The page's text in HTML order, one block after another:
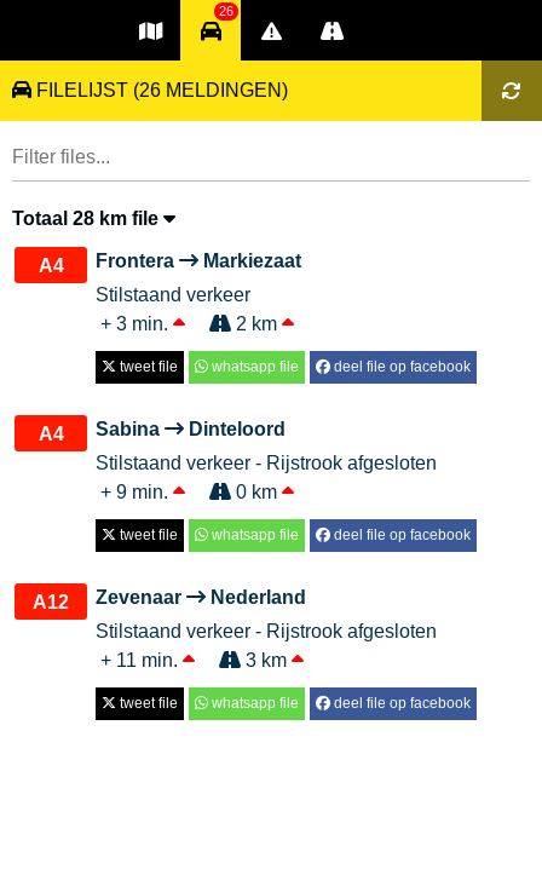
26
FILELIJST (26 MELDINGEN)
Totaal 28 km file
A4 Frontera
Markiezaat
Stilstaand verkeer
+ 3 min.
2 km
tweet file whatsapp file deel file op facebook
A4 Sabina
Dinteloord
Stilstaand verkeer - Rijstrook afgesloten
+ 9 min.
0 km
tweet file whatsapp file deel file op facebook
A12 Zevenaar
Nederland
Stilstaand verkeer - Rijstrook afgesloten
+ 11 min.
3 km
tweet file whatsapp file deel file op facebook